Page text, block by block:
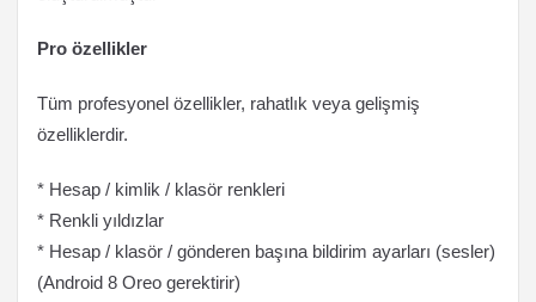
Pro özellikler
Tüm profesyonel özellikler, rahatlık veya gelişmiş
özelliklerdir.
* Hesap / kimlik / klasör renkleri
* Renkli yıldızlar
* Hesap / klasör / gönderen başına bildirim ayarları (sesler)
(Android 8 Oreo gerektirir)